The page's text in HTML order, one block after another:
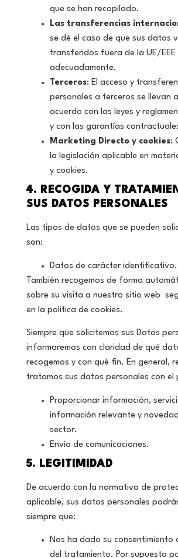
que se han recopilado.
Las transferencias
se dé el caso de que sus datos
transferidos fuera de la UE/
adecuadamente.
Terceros: El acceso y
personales a terceros se llevan
acuerdo con las leyes y
y con las garantías
Marketing Directo y cookies:
la legislación aplicable en
y cookies.
4. RECOGIDA Y
SUS DATOS PERSONALES
Las tipos de datos que se pueden
son:
Datos de carácter identificativo.
También recogemos de forma
sobre su visita a nuestro sitio web
en la política de cookies.
Siempre que solicitemos sus Datos
informaremos con claridad de qué
recogemos y con qué fin. En general,
tratamos sus datos personales con el
Proporcionar información,
información relevante y
sector.
Envío de comunicaciones.
5. LEGITIMIDAD
De acuerdo con la normativa de
aplicable, sus datos personales
siempre que:
Nos ha dado su consentimiento
del tratamiento. Por supuesto